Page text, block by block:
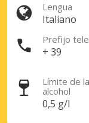
Accede a
Lengua
Italiano
Prefijo
+ 39
Límite de
alcohol
0,5 g/l